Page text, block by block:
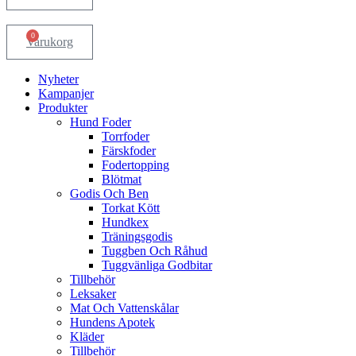
0
Varukorg
Nyheter
Kampanjer
Produkter
Hund Foder
Torrfoder
Färskfoder
Fodertopping
Blötmat
Godis Och Ben
Torkat Kött
Hundkex
Träningsgodis
Tuggben Och Råhud
Tuggvänliga Godbitar
Tillbehör
Leksaker
Mat Och Vattenskålar
Hundens Apotek
Kläder
Tillbehör